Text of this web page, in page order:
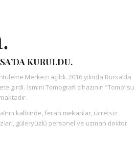
KURULDU.
Merkezi açıldı. 2016 yılında Bursa’da
girdi. İsmini Tomografi cihazının “Tomo”su
kalbinde, ferah mekanlar, ücretsiz
güleryüzlü personel ve uzman doktor